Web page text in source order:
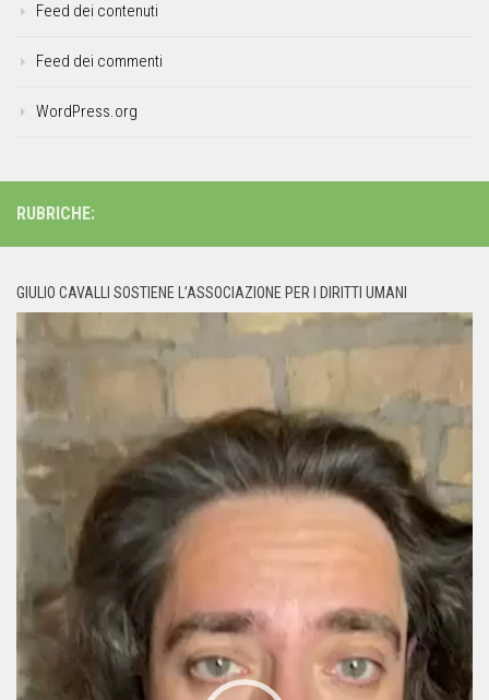
Feed dei contenuti
Feed dei commenti
WordPress.org
RUBRICHE:
GIULIO CAVALLI SOSTIENE L’ASSOCIAZIONE PER I DIRITTI UMANI
Player